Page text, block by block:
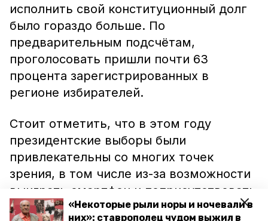
«Некоторые рыли норы и ночевали в
них»: ставрополец чудом выжил в
исполнить свой конституционный долг
было гораздо больше. По
предварительным подсчётам,
проголосовать пришли почти 63
процента зарегистрированных в
регионе избирателей.
Стоит отметить, что в этом году
президентские выборы были
привлекательны со многих точек
зрения, в том числе из-за возможности
выиграть смартфон и поприсутствовать
на концертах известных музыкальных